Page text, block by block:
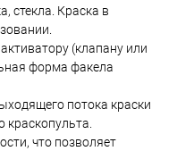
стекла. Краска в
(клапану или
форма факела
потока краски
краскопульта.
что позволяет